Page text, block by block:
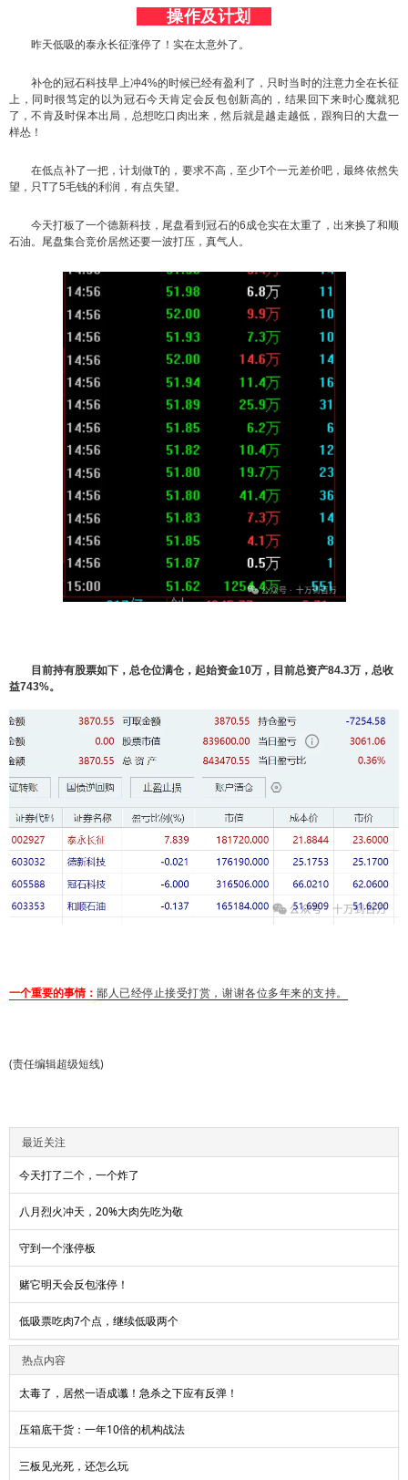
操作及计划
昨天低吸的泰永长征涨停了！实在太意外了。
补仓的冠石科技早上冲4%的时候已经有盈利了，只时当时的注意力全在长征
上，同时很笃定的以为冠石今天肯定会反包创新高的，结果回下来时心魔就犯
了，不肯及时保本出局，总想吃口肉出来，然后就是越走越低，跟狗日的大盘一
样怂！
在低点补了一把，计划做T的，要求不高，至少T个一元差价吧，最终依然失
望，只T了5毛钱的利润，有点失望。
今天打板了一个德新科技，尾盘看到冠石的6成仓实在太重了，出来换了和顺
石油。尾盘集合竞价居然还要一波打压，真气人。
目前持有股票如下，总仓位满仓，起始资金10万，目前总资产84.3万，总收
益743%。
一个重要的事情： 鄙人已经停止接受打赏，谢谢各位多年来的支持。
(责任编辑超级短线)
最近关注
今天打了二个，一个炸了
八月烈火冲天，20%大肉先吃为敬
守到一个涨停板
赌它明天会反包涨停！
低吸票吃肉7个点，继续低吸两个
热点内容
太毒了，居然一语成谶！急杀之下应有反弹！
压箱底干货：一年10倍的机构战法
三板见光死，还怎么玩